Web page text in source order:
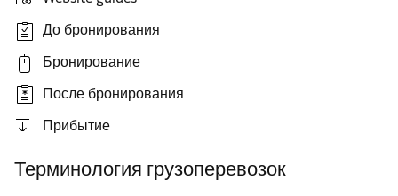
До бронирования
Бронирование
После бронирования
Прибытие
Терминология грузоперевозок